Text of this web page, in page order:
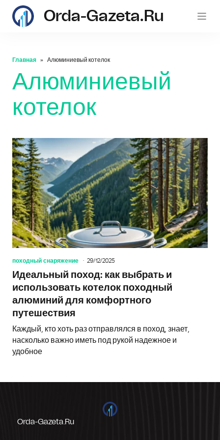
Orda-Gazeta.ru
Главная Алюминиевый котелок
Алюминиевый
котелок
походный снаряжение 29/12/2025
Идеальный поход: как выбрать и
использовать котелок походный
алюминий для комфортного
путешествия
Каждый, кто хоть раз отправлялся в поход, знает,
насколько важно иметь под рукой надежное и
удобное
Orda-Gazeta.ru